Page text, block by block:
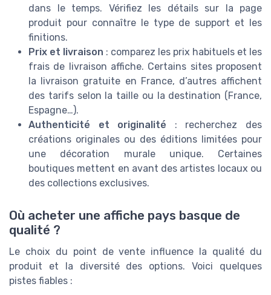
dans le temps. Vérifiez les détails sur la page
produit pour connaître le type de support et les
finitions.
Prix et livraison : comparez les prix habituels et les
frais de livraison affiche. Certains sites proposent
la livraison gratuite en France, d’autres affichent
des tarifs selon la taille ou la destination (France,
Espagne…).
Authenticité et originalité : recherchez des
créations originales ou des éditions limitées pour
une décoration murale unique. Certaines
boutiques mettent en avant des artistes locaux ou
des collections exclusives.
Où acheter une affiche pays basque de
qualité ?
Le choix du point de vente influence la qualité du
produit et la diversité des options. Voici quelques
pistes fiables :